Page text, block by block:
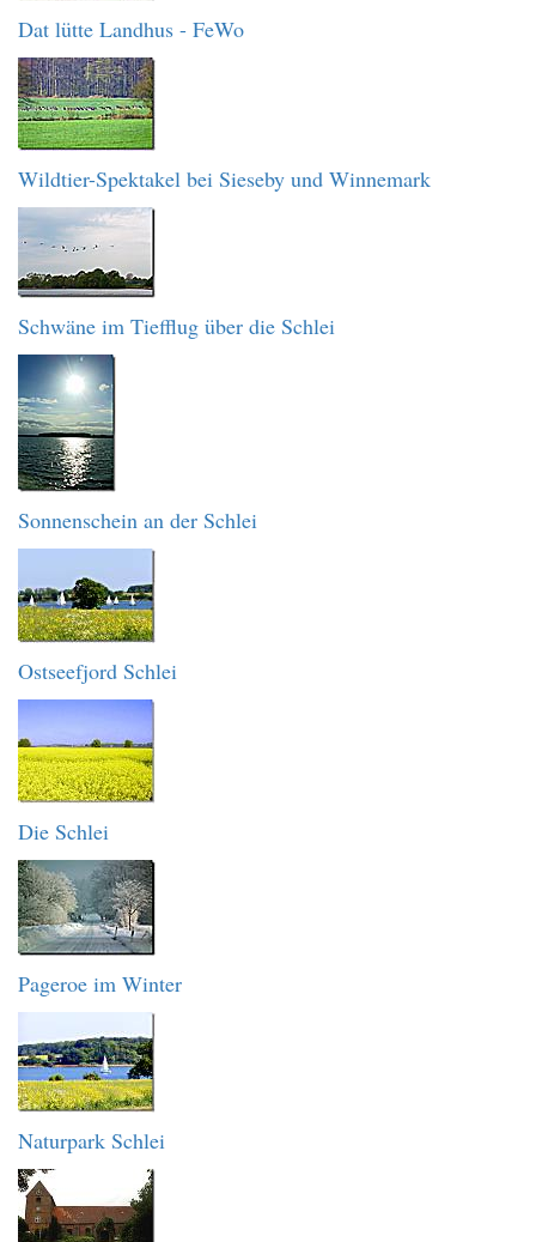
Dat lütte Landhus - FeWo
Wildtier-Spektakel bei Sieseby und Winnemark
Schwäne im Tiefflug über die Schlei
Sonnenschein an der Schlei
Ostseefjord Schlei
Die Schlei
Pageroe im Winter
Naturpark Schlei